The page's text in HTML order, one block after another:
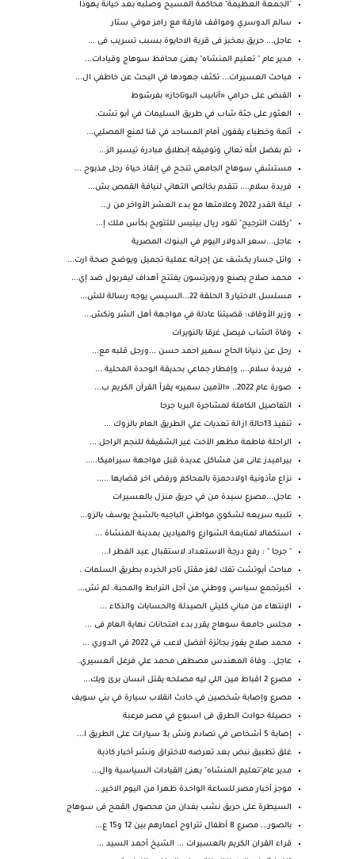
"الجمعة العظيمة" محاكمة المسيح وصلبه بعد خيانة يهوذا
سالم الدوسري ومواقف فارقة مع رامز موفي ستار
عاجل... حريق بمخبز فى قرية الاحايوة بسبب تسريب فى ...
مدير عام " تعليم المنشاه" يهنئ محافظ سوهاج وقيادات...
مباحث العسيرات... تكثف جهودها في البحث عن خاطفي ال...
القبض على حرامي «أنابيب البوتاجاز» بفرشوط
العثور على جثة شاب في طريق السليمات في أبو تشت.
أئمة وخطباء يقفون أمام المساجد في قنا لمنع المصليي...
تم بفضل الله تعالي وتوفيقه إنطلاق مبادرة تيسير الز...
مستشفي سوهاج الجامعي تنجح في إنقاذ حياة رجل مذبوح ...
فريدة سلام.... تتقدم بخالص التهاني لنيافة القمص بش...
ليلة القدر 2022 وعلامتها مع بدء العشر الأواخر من ر...
"ركلات الترجيح" تقود ريال بيتيس للتتويج بكأس ملك إ...
عاجل...سعر الدولار اليوم في البنوك المصرية
وائل جسار يكشف عن إجرائه عملية تجميل ويوضح صحة ارت...
محمد صلاح يصنع وروبرتسون يفتتح أهداف ليفربول ضد إي...
مسلسل الاختيار 3 الحلقة 22...السيسي يوجه رسالة للش...
وزير الأوقاف: قضيتنا عادلة في مواجهة أهل الشر ونكش...
وفاة الشاب فيصل غرقا بالنويرات
رحل عن دنيانا الحاج سمير احمد حسن ...ورجل قلبه مع...
فريدة سلام.... وإفطار جماعي بحديقة الوحدة المحلية ...
صورة عام 2022.. «الأمين سمير» يقرأ القرآن الكريم ب...
التفاصيل الكاملة لمشاجرة البربا جرجا
تنفيذ 13حالة ازالة تعديات علي الطريق العام بالزوك ...
الراحلة فاطمة مظهر الأخت غير الشقيقة للنجم الراحل ...
بيراميدز عانى من مشاكل عديدة قبل مواجهة سيراميكا.....
نزاع مأذونية اولادحمزة بالمحاكم ورفض اخر قضايها .....
عاجل...مصرع سيدة من في حريق منزل بالعسيرات
تلبيه سريعه لشكوي مواطني الباجيه بالشيخ يوسف بالزو...
استكمالا لمتابعة الشوارع والميادين بمدينة المنشاة ...
" جرجا " : رفع درجة الاستعداد لاستقبال عيد الفطر ا...
مباحث أبوتشت تفك لغز مقتل تاجر الخرده بطريق السلمات .
أكبرتجمع سياسي ووطني من أجل الترابط والمحبة. لم تش...
الإنتهاء من مباني كليتي الصيدلة والحسابات والذكاء ...
مجلس جامعة سوهاج يقرر بدء امتحانات نهاية العام فى ...
محمد صلاح يفوز بجائزة أفضل لاعب في 2022 في الدوري ...
عاجل.. وفاة المهندس مصطفى محمد علي فرغل ألعسيري.
مصرع 2 اقباط مين اللي ليه مصلحه يقتل انسان برئ ويك...
مصرع وإصابة شخصين في حادث انقلاب سيارة في بني سويف
حصيلة حوادث الطرق فى اسبوع في مصر مرعبة
إصابة 5 أشخاص في تصادم ونش بـ3 سيارات على الطريق ا...
غلق تطبيق نبض بعد تعرضه للاختراق ونشر أخبار كاذبة
مدير عام"تعليم المنشاه" يهنئ القيادات السياسية وال...
موجز أخبار مصر للساعة الواحدة ظهرا من اليوم الاخير...
السيطرة على حريق نشب بفدان من محصول القمح فى سوهاج
بالصور... مصرع 8 أطفال تتراوح أعمارهم بين 12 و15 ع...
قراء القران الكريم بالعسيرات ... الشيخ أحمد السيد ...